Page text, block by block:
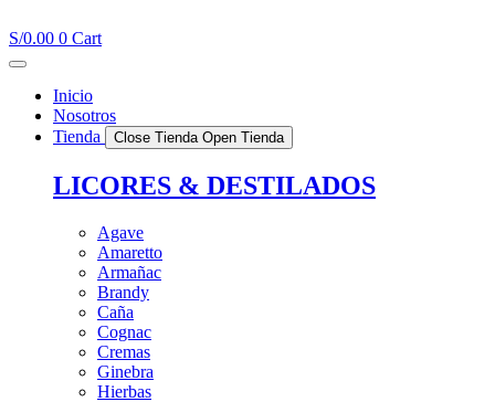
al
contenido
S/0.00 0 Cart
Inicio
Nosotros
Tienda
Close Tienda Open Tienda
LICORES & DESTILADOS
Agave
Amaretto
Armañac
Brandy
Caña
Cognac
Cremas
Ginebra
Hierbas